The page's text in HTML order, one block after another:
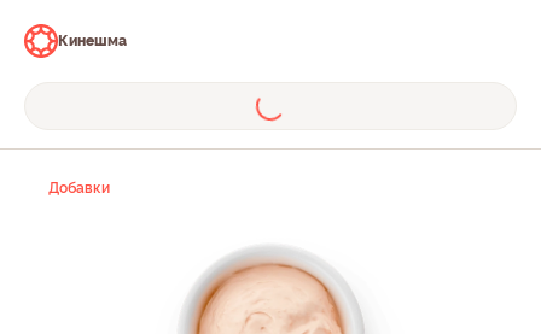
Кинешма
Добавки